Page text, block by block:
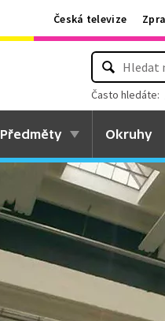
Česká televize
Často hledáte:
Předměty Okruhy